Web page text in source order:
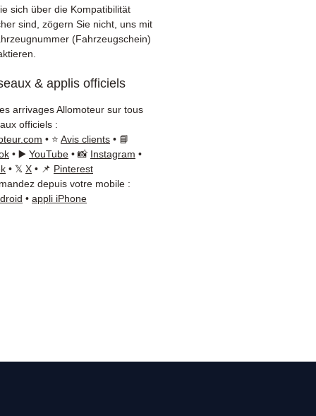
Garantie inklusive
Lieferung mit Tracking
/ Kuehne+Nagel / DB
Sie einen Rat?
Sie uns unter+33 6
54(WhatsApp verfügbar)
bis Freitag, 9–18 Uhr.
sich über die Kompatibilität
sind, zögern Sie nicht, uns mit
(Fahrzeugschein)
& applis officiels
arrivages Allomoteur sur tous
officiels :
• ⭐ Avis clients • 📘
• ▶️ YouTube • 📸 Instagram •
• 𝕏 X • 📌 Pinterest
depuis votre mobile :
• appli iPhone